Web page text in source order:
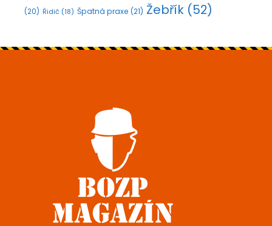
(20) Řidič (18) Špatná praxe (21) Žebřík (52)